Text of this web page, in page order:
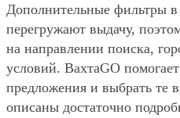
Дополнительные фильтры в
перегружают выдачу,
на направлении поиска,
условий. ВахтаGO
предложения и выбрать те
описаны достаточно